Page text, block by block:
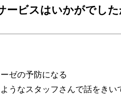
ービスはいかがでした
ゼの予防になる
うなスタッフさんで話をき